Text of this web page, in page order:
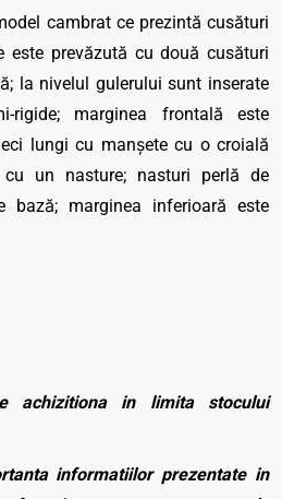
cambrat ce prezintă cusături
este prevăzută cu două cusături
la nivelul gulerului sunt inserate
rigide; marginea frontală este
lungi cu manșete cu o croială
un nasture; nasturi perlă de
bază; marginea inferioară este
achizitiona in limita stocului
informatiilor prezentate in